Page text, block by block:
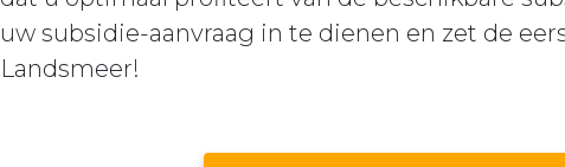
uw subsidie-aanvraag in te dienen en zet de
Landsmeer!